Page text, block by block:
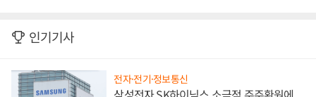
인기기사
전자·전기·정보통신